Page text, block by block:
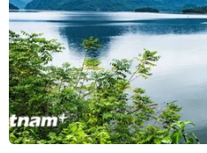
Quốc đến Ấn Độ, 2 bên tổ
phái viên lần thứ 24 về vấn
của Cố vấn An ninh Quốc gia